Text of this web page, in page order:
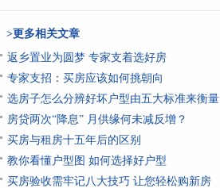
>更多相关文章
返乡置业为圆梦 专家支着选好房
专家支招：买房应该如何挑朝向
选房子怎么分辨好坏户型由五大标准来衡量
房贷两次“降息” 月供缘何未减反增？
买房与租房十五年后的区别
教你看懂户型图 如何选择好户型
买房验收需牢记八大技巧 让您轻松购新房